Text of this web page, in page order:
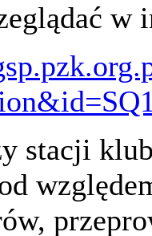
w
stacji